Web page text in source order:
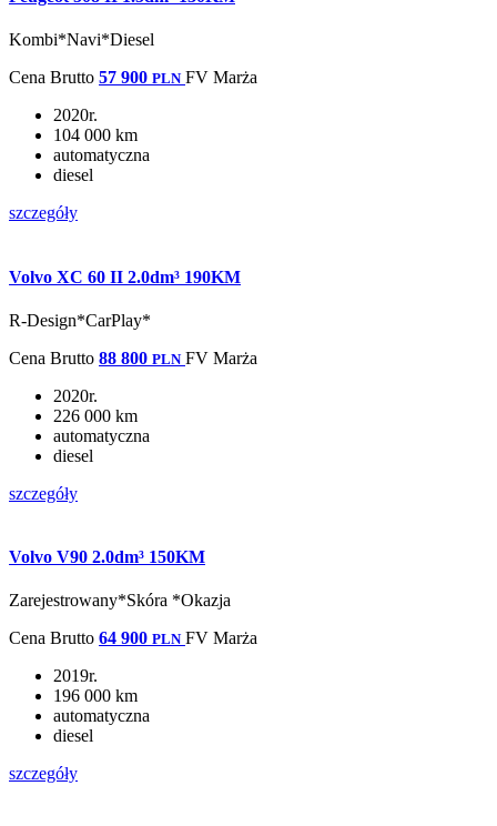
Kombi*Navi*Diesel
Cena Brutto 57 900 PLN FV Marża
2020r.
104 000 km
automatyczna
diesel
szczegóły
Volvo XC 60 II 2.0dm³ 190KM
R-Design*CarPlay*
Cena Brutto 88 800 PLN FV Marża
2020r.
226 000 km
automatyczna
diesel
szczegóły
Volvo V90 2.0dm³ 150KM
Zarejestrowany*Skóra *Okazja
Cena Brutto 64 900 PLN FV Marża
2019r.
196 000 km
automatyczna
diesel
szczegóły